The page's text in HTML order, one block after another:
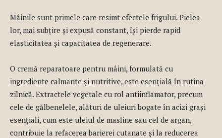
Mâinile sunt primele care resimt efectele frigului. Pielea
lor, mai subțire și expusă constant, își pierde rapid
elasticitatea și capacitatea de regenerare.
O cremă reparatoare pentru mâini, formulată cu
ingrediente calmante și nutritive, este esențială în rutina
zilnică. Extractele vegetale cu rol antiinflamator, precum
cele de gălbenelele, alături de uleiuri bogate în acizi grași
esențiali, cum este uleiul de masline sau cel de argan,
contribuie la refacerea barierei cutanate și la reducerea